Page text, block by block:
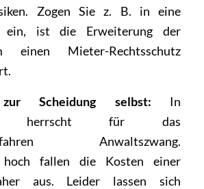
Zogen Sie z. B. in eine
ein, ist die Erweiterung der
einen Mieter-Rechtsschutz
Scheidung selbst: In
herrscht für das
Anwaltszwang.
hoch fallen die Kosten einer
aus. Leider lassen sich